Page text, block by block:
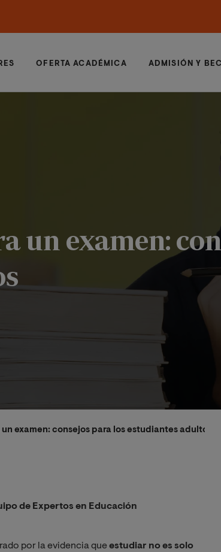
OFERTA ACADÉMICA ADMISIÓN Y
un examen:
examen: consejos para los estudiantes adultos
de Expertos en Educación
por la evidencia queestudiar no es solo